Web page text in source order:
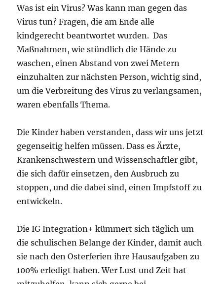
Was ist ein Virus? Was kann man gegen das
Virus tun? Fragen, die am Ende alle
kindgerecht beantwortet wurden. Das
Maßnahmen, wie stündlich die Hände zu
waschen, einen Abstand von zwei Metern
einzuhalten zur nächsten Person, wichtig sind,
um die Verbreitung des Virus zu verlangsamen,
waren ebenfalls Thema.
Die Kinder haben verstanden, dass wir uns jetzt
gegenseitig helfen müssen. Dass es Ärzte,
Krankenschwestern und Wissenschaftler gibt,
die sich dafür einsetzen, den Ausbruch zu
stoppen, und die dabei sind, einen Impfstoff zu
entwickeln.
Die IG Integration+ kümmert sich täglich um
die schulischen Belange der Kinder, damit auch
sie nach den Osterferien ihre Hausaufgaben zu
100% erledigt haben. Wer Lust und Zeit hat